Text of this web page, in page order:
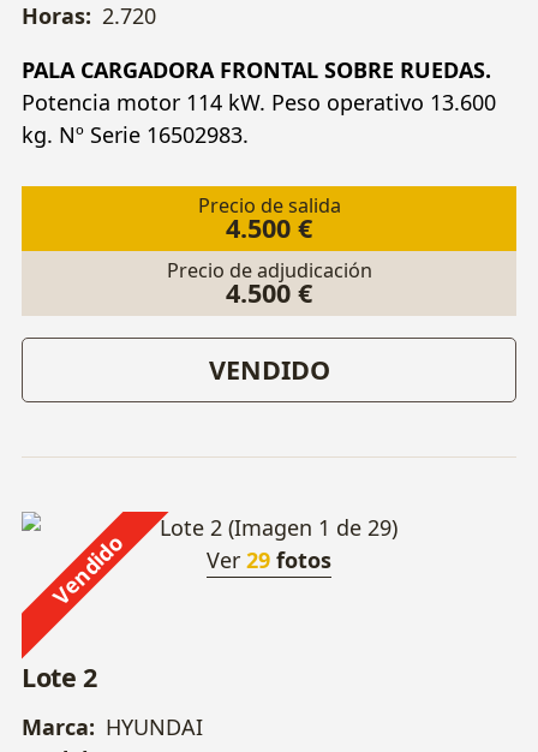
Horas: 2.720
PALA CARGADORA FRONTAL SOBRE RUEDAS.
Potencia motor 114 kW. Peso operativo 13.600
kg. Nº Serie 16502983.
Precio de salida
4.500 €
Precio de adjudicación
4.500 €
VENDIDO
Vendido Ver 29 fotos
Lote 2
Marca: HYUNDAI